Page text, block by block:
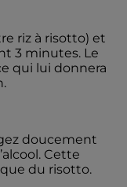
riz à risotto) et
3 minutes. Le
qui lui donnera
doucement
Cette
du risotto.